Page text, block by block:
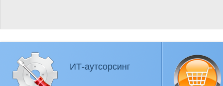
ИТ-аутсорсинг